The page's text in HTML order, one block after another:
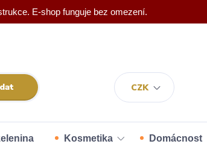
E-shop funguje bez omezení.
CZK
Kosmetika Domácnost